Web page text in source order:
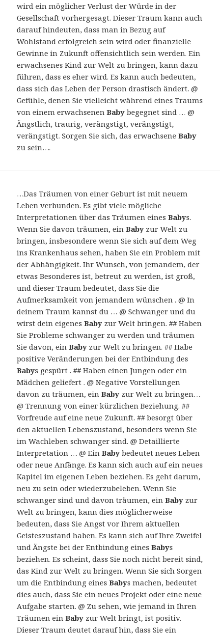
wird ein möglicher Verlust der Würde in der
Gesellschaft vorhergesagt. Dieser Traum kann auch
darauf hindeuten, dass man in Bezug auf
Wohlstand erfolgreich sein wird oder finanzielle
Gewinne in Zukunft offensichtlich sein werden. Ein
erwachsenes Kind zur Welt zu bringen, kann dazu
führen, dass es eher wird. Es kann auch bedeuten,
dass sich das Leben der Person drastisch ändert. @
Gefühle, denen Sie vielleicht während eines Traums
von einem erwachsenenBaby begegnet sind … @
Ängstlich, traurig, verängstigt, verängstigt,
verängstigt. Sorgen Sie sich, das erwachseneBaby
zu sein….
…Das Träumen von einer Geburt ist mit neuem
Leben verbunden. Es gibt viele mögliche
Interpretationen über das Träumen einesBabys.
Wenn Sie davon träumen, einBaby zur Welt zu
bringen, insbesondere wenn Sie sich auf dem Weg
ins Krankenhaus sehen, haben Sie ein Problem mit
der Abhängigkeit. Ihr Wunsch, von jemandem, der
etwas Besonderes ist, betreut zu werden, ist groß,
und dieser Traum bedeutet, dass Sie die
Aufmerksamkeit von jemandem wünschen . @ In
deinem Traum kannst du … @ Schwanger und du
wirst dein eigenesBaby zur Welt bringen. ## Haben
Sie Probleme schwanger zu werden und träumen
Sie davon, einBaby zur Welt zu bringen. ## Habe
positive Veränderungen bei der Entbindung des
Babys gespürt . ## Haben einen Jungen oder ein
Mädchen geliefert . @ Negative Vorstellungen
davon zu träumen, einBaby zur Welt zu bringen…
@ Trennung von einer kürzlichen Beziehung. ##
Vorfreude auf eine neue Zukunft. ## besorgt über
den aktuellen Lebenszustand, besonders wenn Sie
im Wachleben schwanger sind. @ Detaillierte
Interpretation … @ EinBaby bedeutet neues Leben
oder neue Anfänge. Es kann sich auch auf ein neues
Kapitel im eigenen Leben beziehen. Es geht darum,
neu zu sein oder wiederzubeleben. Wenn Sie
schwanger sind und davon träumen, einBaby zur
Welt zu bringen, kann dies möglicherweise
bedeuten, dass Sie Angst vor Ihrem aktuellen
Geisteszustand haben. Es kann sich auf Ihre Zweifel
und Ängste bei der Entbindung einesBabys
beziehen. Es scheint, dass Sie noch nicht bereit sind,
das Kind zur Welt zu bringen. Wenn Sie sich Sorgen
um die Entbindung einesBabys machen, bedeutet
dies auch, dass Sie ein neues Projekt oder eine neue
Aufgabe starten. @ Zu sehen, wie jemand in Ihren
Träumen einBaby zur Welt bringt, ist positiv.
Dieser Traum deutet darauf hin, dass Sie ein